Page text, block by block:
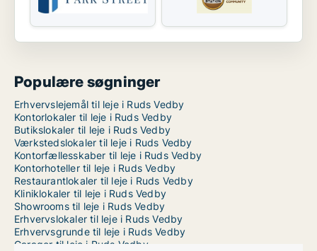
Populære søgninger
Erhvervslejemål til leje i Ruds Vedby
Kontorlokaler til leje i Ruds Vedby
Butikslokaler til leje i Ruds Vedby
Værkstedslokaler til leje i Ruds Vedby
Kontorfællesskaber til leje i Ruds Vedby
Kontorhoteller til leje i Ruds Vedby
Restaurantlokaler til leje i Ruds Vedby
Kliniklokaler til leje i Ruds Vedby
Showrooms til leje i Ruds Vedby
Erhvervslokaler til leje i Ruds Vedby
Erhvervsgrunde til leje i Ruds Vedby
Garager til leje i Ruds Vedby